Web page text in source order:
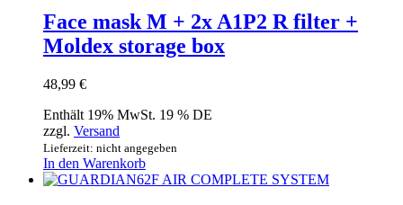
Face mask M + 2x A1P2 R filter +
Moldex storage box
48,99 €
Enthält 19% MwSt. 19 % DE
zzgl. Versand
Lieferzeit: nicht angegeben
In den Warenkorb